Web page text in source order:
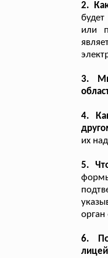
2.
или
3.
4.
их
5.
6.